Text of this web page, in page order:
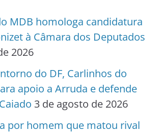
MDB homologa candidatura
à Câmara dos Deputados
2026
do DF, Carlinhos do
apoio a Arruda e defende
3 de agosto de 2026
por homem que matou rival